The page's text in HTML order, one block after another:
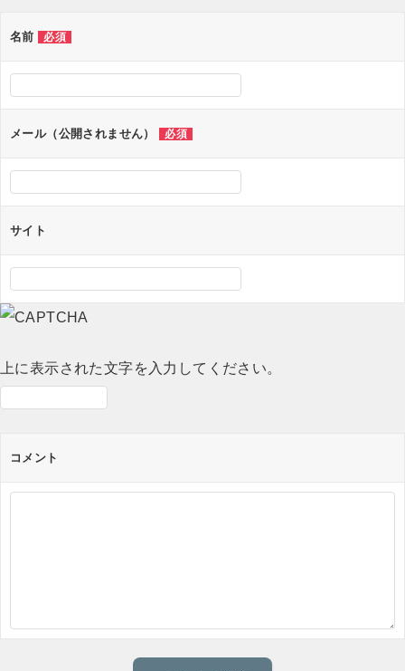
ゲ
シ
ョ
名前 必須
メール（公開されません） 必須
サイト
上に表示された文字を入力してください。
コメント